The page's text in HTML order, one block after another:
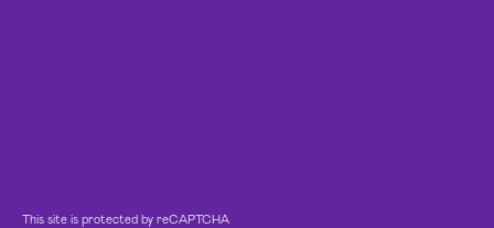
This site is protected by reCAPTCHA